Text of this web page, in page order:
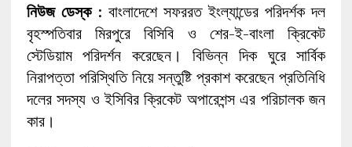
নিউজ ডেস্ক: বাংলাদেশে সফররত ইংল্যান্ডের পরিদর্শক দল
বৃহস্পতিবার মিরপুরে বিসিবি ও শের-ই-বাংলা ক্রিকেট
স্টেডিয়াম পরিদর্শন করেছেন। বিভিন্ন দিক ঘুরে সার্বিক
নিরাপত্তা পরিস্থিতি নিয়ে সন্তুষ্টি প্রকাশ করেছেন প্রতিনিধি
দলের সদস্য ও ইসিবির ক্রিকেট অপারেশন্স এর পরিচালক জন
কার।